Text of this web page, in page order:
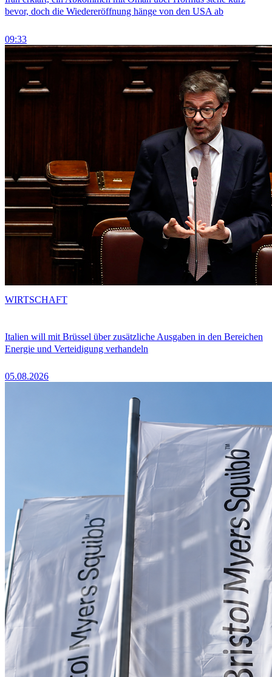
bevor, doch die Wiedereröffnung hänge von den USA ab
09:33
Italien will mit Brüssel über zusätzliche Ausgaben in den Bereichen
Energie und Verteidigung verhandeln
05.08.2026
WIRTSCHAFT